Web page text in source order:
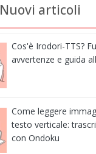
Nuovi articoli
Cos'è Irodori-TTS?
avvertenze e guida
Come leggere
testo verticale:
con Ondoku